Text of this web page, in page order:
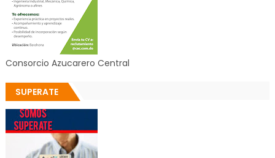
Consorcio Azucarero Central
SUPERATE